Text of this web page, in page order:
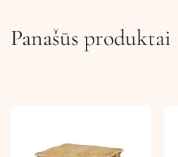
Panašūs produktai